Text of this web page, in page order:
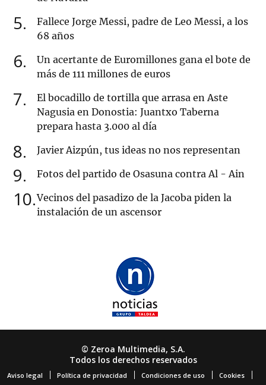
5
Fallece Jorge Messi, padre de Leo Messi, a los
68 años
6
Un acertante de Euromillones gana el bote de
más de 111 millones de euros
7
El bocadillo de tortilla que arrasa en Aste
Nagusia en Donostia: Juantxo Taberna
prepara hasta 3.000 al día
8 Javier Aizpún, tus ideas no nos representan
9 Fotos del partido de Osasuna contra Al - Ain
10 Vecinos del pasadizo de la Jacoba piden la
instalación de un ascensor
© Zeroa Multimedia, S.A.
Todos los derechos reservados
Aviso legal Política de privacidad Condiciones de uso Cookies